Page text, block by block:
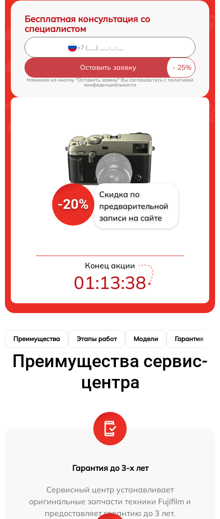
Бесплатная консультация со
специалистом
Оставить заявку
Нажимая на кнопку "Оставить заявку" Вы соглашаетесь c политикой
конфиденциальности
-20%
Скидка по
предварительной
записи на сайте
Конец акции
01:13:37
Преимущества Этапы работ Модели Гарантия
Преимущества сервис-
центра
Гарантия до 3-х лет
Сервисный центр устанавливает
оригинальные запчасти техники Fujifilm и
предоставляет гарантию до 3 лет.